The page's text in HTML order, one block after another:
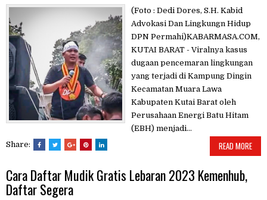
(Foto : Dedi Dores, S.H. Kabid
Advokasi Dan Lingkungn Hidup
DPN Permahi)KABARMASA.COM,
KUTAI BARAT - Viralnya kasus
dugaan pencemaran lingkungan
yang terjadi di Kampung Dingin
Kecamatan Muara Lawa
Kabupaten Kutai Barat oleh
Perusahaan Energi Batu Hitam
(EBH) menjadi...
Share:
READ MORE
Cara Daftar Mudik Gratis Lebaran 2023 Kemenhub,
Daftar Segera